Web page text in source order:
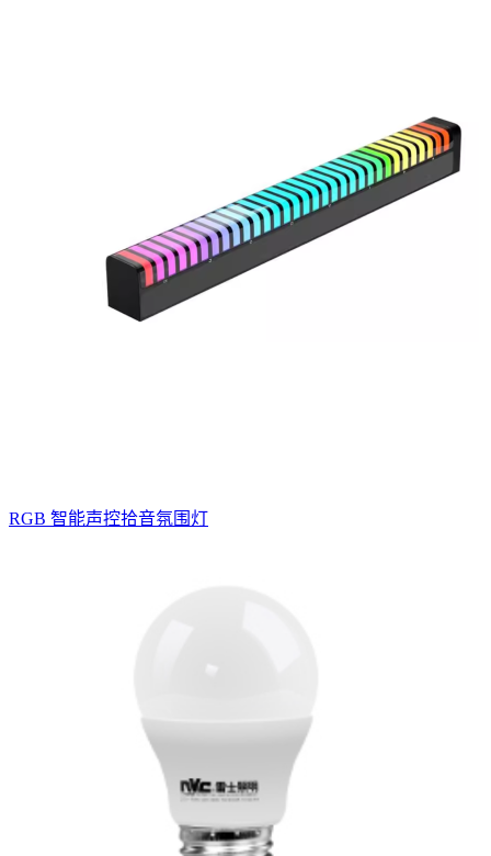
RGB 智能声控拾音氛围灯